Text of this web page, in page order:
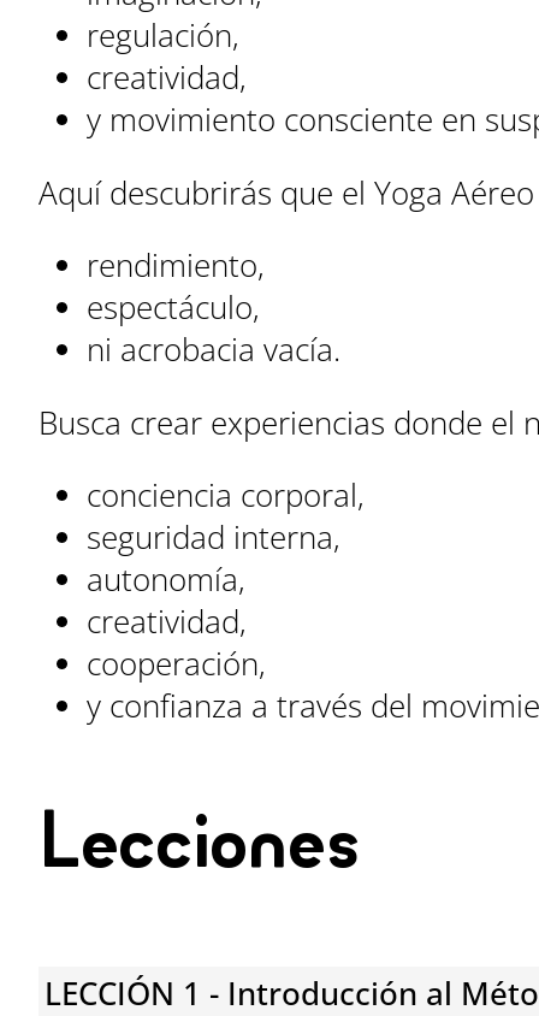
regulación,
creatividad,
y movimiento consciente en
Aquí descubrirás que el Yoga
rendimiento,
espectáculo,
ni acrobacia vacía.
Busca crear experiencias donde el
conciencia corporal,
seguridad interna,
autonomía,
creatividad,
cooperación,
y confianza a través del
Lecciones
LECCIÓN 1 - Introducción al